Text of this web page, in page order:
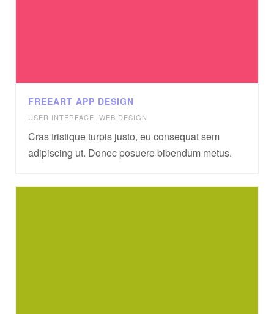
FREEART APP DESIGN
USER INTERFACE, WEB DESIGN
Cras tristique turpis justo, eu consequat sem
adipiscing ut. Donec posuere bibendum metus.